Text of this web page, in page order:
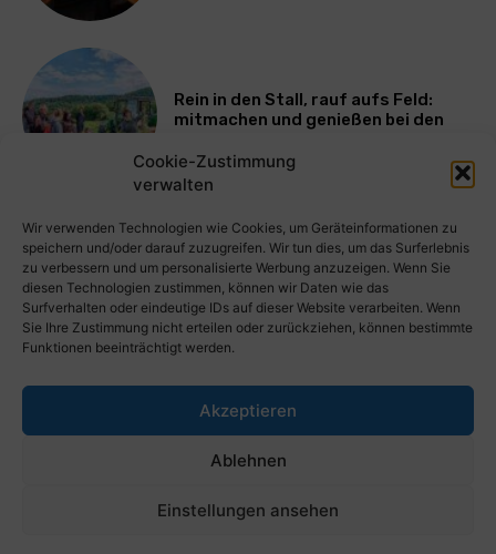
Cookie-Zustimmung
verwalten
Wir verwenden Technologien wie Cookies, um Geräteinformationen zu
speichern und/oder darauf zuzugreifen. Wir tun dies, um das Surferlebnis
zu verbessern und um personalisierte Werbung anzuzeigen. Wenn Sie
diesen Technologien zustimmen, können wir Daten wie das
Surfverhalten oder eindeutige IDs auf dieser Website verarbeiten. Wenn
Sie Ihre Zustimmung nicht erteilen oder zurückziehen, können bestimmte
Funktionen beeinträchtigt werden.
Akzeptieren
Ablehnen
Einstellungen ansehen
Rein in den Stall, rauf aufs Feld:
mitmachen und genießen bei den
Mehr laden
wichtige PresseMitteilungen auf PresseWorld veröffentlichen.